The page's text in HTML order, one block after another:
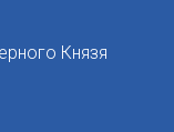
Князя